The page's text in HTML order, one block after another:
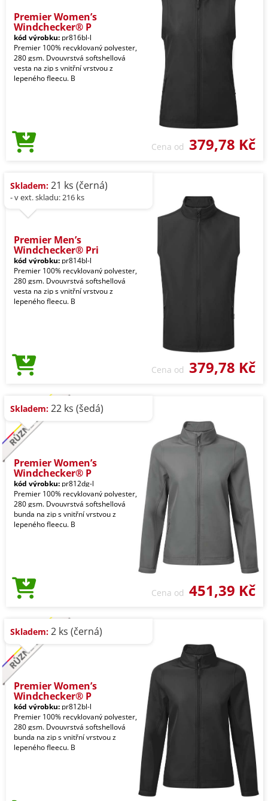
Premier Women’s
Windchecker® P
kód výrobku: pr816bl-l
Premier 100% recyklovaný polyester,
280 gsm. Dvouvrstvá softshellová
vesta na zip s vnitřní vrstvou z
lepeného fleecu. B
Cena od 379,78 Kč
Skladem: 21 ks (černá)
- v ext. skladu: 216 ks
Premier Men’s
Windchecker® Pri
kód výrobku: pr814bl-l
Premier 100% recyklovaný polyester,
280 gsm. Dvouvrstvá softshellová
vesta na zip s vnitřní vrstvou z
lepeného fleecu. B
Cena od 379,78 Kč
Skladem: 22 ks (šedá)
Premier Women’s
Windchecker® P
kód výrobku: pr812dg-l
Premier 100% recyklovaný polyester,
280 gsm. Dvouvrstvá softshellová
bunda na zip s vnitřní vrstvou z
lepeného fleecu. B
Cena od 451,39 Kč
Skladem: 2 ks (černá)
Premier Women’s
Windchecker® P
kód výrobku: pr812bl-l
Premier 100% recyklovaný polyester,
280 gsm. Dvouvrstvá softshellová
bunda na zip s vnitřní vrstvou z
lepeného fleecu. B